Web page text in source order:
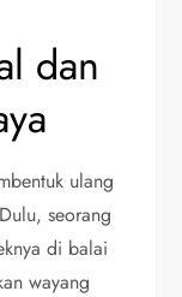
dan
ulang
seorang
di balai
wayang